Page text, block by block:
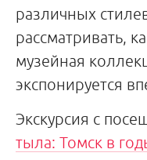
различных
рассматривать,
музейная
экспонируется
Экскурсия с
тыла: Томск в